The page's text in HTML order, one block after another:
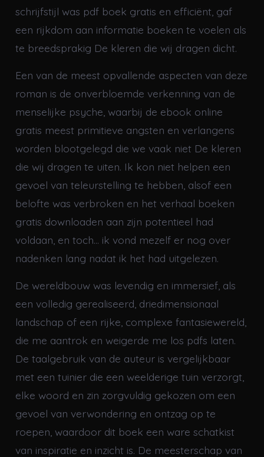
schrijfstijl was pdf boek gratis en efficiënt, gaf
een rijkdom aan informatie boeken te voelen als
te breedsprakig De kleren die wij dragen dicht.
Een van de meest opvallende aspecten van deze
roman is de onverbloemde verkenning van de
menselijke psyche, waarbij de ebook online
gratis meest primitieve angsten en verlangens
worden blootgelegd die we vaak niet De kleren
die wij dragen te uiten. Ik kon niet helpen een
gevoel van teleurstelling te hebben, alsof een
belofte was verbroken en het verhaal boeken
gratis downloaden aan zijn potentieel had
voldaan, en toch… ik vond mezelf er nog over
nadenken lang nadat ik het had uitgelezen.
De wereldbouw was levendig en immersief, als
een volledig gerealiseerd, driedimensionaal
landschap of een rijke, complexe fantasiewereld,
die me aantrok en weigerde me los pdfs laten.
De taalgebruik van de auteur is vergelijkbaar
met een tuinier die een weelderige tuin verzorgt,
elke woord en zin zorgvuldig gekozen om een
gevoel van verwondering en ontzag op te
roepen, waardoor dit boek een ware schatkist
van inspiratie en inzicht is. De meesterschap van